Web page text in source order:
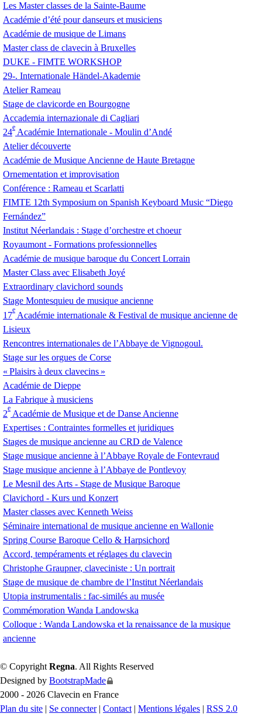
Les Master classes de la Sainte-Baume
Académie d’été pour danseurs et musiciens
Académie de musique de Limans
Master class de clavecin à Bruxelles
DUKE - FIMTE WORKSHOP
29-. Internationale Händel-Akademie
Atelier Rameau
Stage de clavicorde en Bourgogne
Accademia internazionale di Cagliari
24
e
Académie Internationale - Moulin d’Andé
Atelier découverte
Académie de Musique Ancienne de Haute Bretagne
Ornementation et improvisation
Conférence : Rameau et Scarlatti
FIMTE 12th Symposium on Spanish Keyboard Music “Diego
Fernández”
Institut Néerlandais : Stage d’orchestre et choeur
Royaumont - Formations professionnelles
Académie de musique baroque du Concert Lorrain
Master Class avec Elisabeth Joyé
Extraordinary clavichord sounds
Stage Montesquieu de musique ancienne
17
e
Académie internationale & Festival de musique ancienne de
Lisieux
Rencontres internationales de l’Abbaye de Vignogoul.
Stage sur les orgues de Corse
« Plaisirs à deux clavecins »
Académie de Dieppe
La Fabrique à musiciens
2
e
Académie de Musique et de Danse Ancienne
Expertises : Contraintes formelles et juridiques
Stages de musique ancienne au CRD de Valence
Stage musique ancienne à l’Abbaye Royale de Fontevraud
Stage musique ancienne à l’Abbaye de Pontlevoy
Le Mesnil des Arts - Stage de Musique Baroque
Clavichord - Kurs und Konzert
Master classes avec Kenneth Weiss
Séminaire international de musique ancienne en Wallonie
Spring Course Baroque Cello & Harpsichord
Accord, tempéraments et réglages du clavecin
Christophe Graupner, claveciniste : Un portrait
Stage de musique de chambre de l’Institut Néerlandais
Utopia instrumentalis : fac-similés au musée
Commémoration Wanda Landowska
Colloque : Wanda Landowska et la renaissance de la musique
ancienne
© Copyright Regna. All Rights Reserved
Designed by BootstrapMade
2000 - 2026 Clavecin en France
Plan du site | Se connecter| Contact | Mentions légales | RSS 2.0